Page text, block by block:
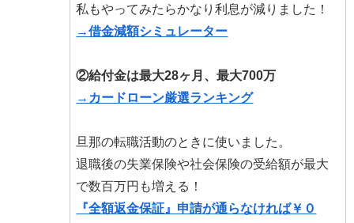
私もやってみたらかなり利息が減りました！
→借金減額シミュレーター
②給付金は最大28ヶ月、最大700万
→カードローン厳選ランキング
旦那の転職活動のときに使いました。
退職後の失業保険や社会保険の受給額が最大
で数百万円も増える！
『全額返金保証』申請が通らなければ￥０